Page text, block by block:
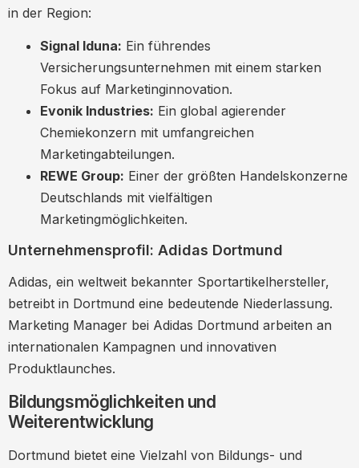
in der Region:
Signal Iduna: Ein führendes
Versicherungsunternehmen mit einem starken
Fokus auf Marketinginnovation.
Evonik Industries: Ein global agierender
Chemiekonzern mit umfangreichen
Marketingabteilungen.
REWE Group: Einer der größten Handelskonzerne
Deutschlands mit vielfältigen
Marketingmöglichkeiten.
Unternehmensprofil: Adidas Dortmund
Adidas, ein weltweit bekannter Sportartikelhersteller,
betreibt in Dortmund eine bedeutende Niederlassung.
Marketing Manager bei Adidas Dortmund arbeiten an
internationalen Kampagnen und innovativen
Produktlaunches.
Bildungsmöglichkeiten und
Weiterentwicklung
Dortmund bietet eine Vielzahl von Bildungs- und